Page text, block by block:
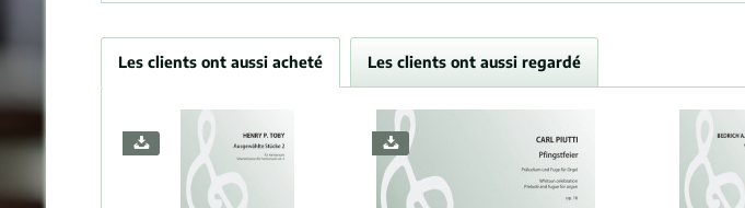
Les clients ont aussi acheté Les clients ont aussi regardé